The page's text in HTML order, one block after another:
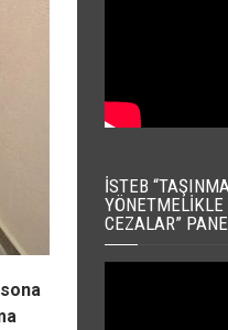
İSTEB
YÖNETMELIKLE
CEZALAR”